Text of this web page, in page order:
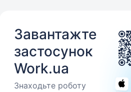
Завантажте
застосунок
Work.ua
Знаходьте роботу